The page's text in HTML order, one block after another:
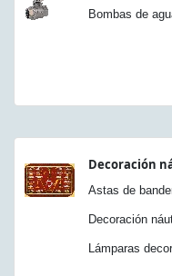
Bombas de
Decoración
Astas de
Decoración
Lámparas